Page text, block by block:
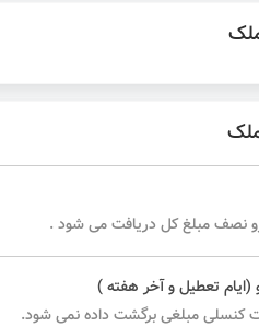
نصف مبلغ کل دریافت می شود .
(ایام تعطیل و آخر هفته )
کنسلی مبلغی برگشت داده نمی شود.